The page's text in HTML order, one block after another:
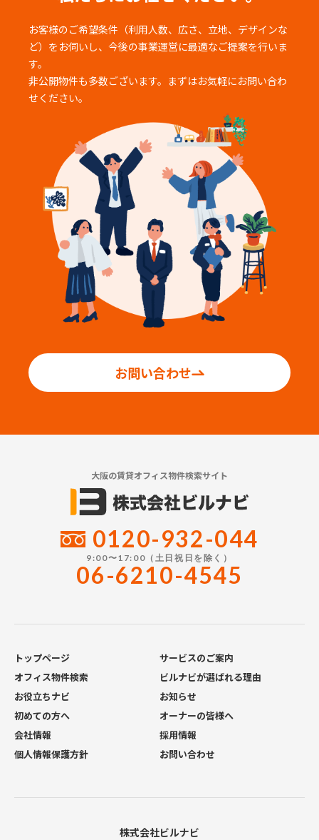
お客様のご希望条件（利用人数、広さ、立地、デザインな
ど）をお伺いし、 今後の事業運営に最適なご提案を行いま
す。
非公開物件も多数ございます。まずはお気軽にお問い合わ
せください。
お問い合わせ
大阪の賃貸オフィス物件検索サイト
0120-932-044
9:00〜17:00（土日祝日を除く）
06-6210-4545
トップページ
サービスのご案内
オフィス物件検索
ビルナビが選ばれる理由
お役立ちナビ
お知らせ
初めての方へ
オーナーの皆様へ
会社情報
採用情報
個人情報保護方針
お問い合わせ
株式会社ビルナビ